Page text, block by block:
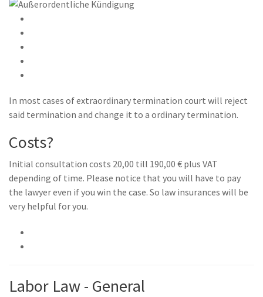
In most cases of extraordinary termination court will reject
said termination and change it to a ordinary termination.
Costs?
Initial consultation costs 20,00 till 190,00 € plus VAT
depending of time. Please notice that you will have to pay
the lawyer even if you win the case. So law insurances will be
very helpful for you.
Labor Law - General